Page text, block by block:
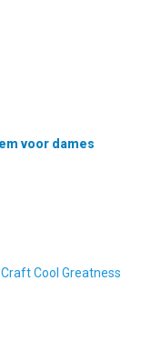
voor dames
Craft Cool Greatness